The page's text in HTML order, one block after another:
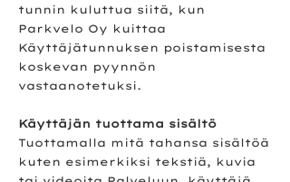
tunnin kuluttua siitä, kun
Parkvelo Oy kuittaa
Käyttäjätunnuksen poistamisesta
koskevan pyynnön
vastaanotetuksi.
Käyttäjän tuottama sisältö
Tuottamalla mitä tahansa sisältöä
kuten esimerkiksi tekstiä, kuvia